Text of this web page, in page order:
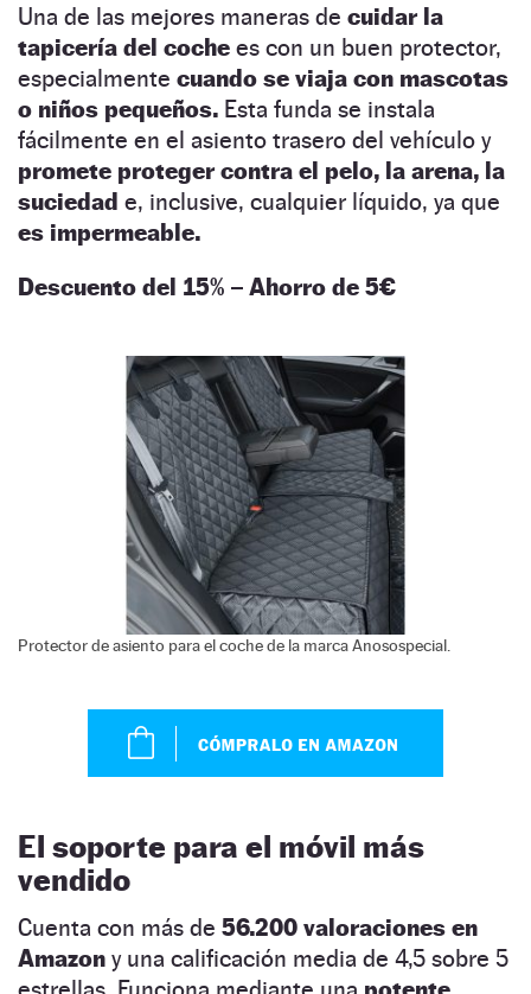
Una de las mejores maneras de cuidar la
tapicería del coche es con un buen protector,
especialmente cuando se viaja con mascotas
o niños pequeños. Esta funda se instala
fácilmente en el asiento trasero del vehículo y
promete proteger contra el pelo, la arena, la
suciedad e, inclusive, cualquier líquido, ya que
es impermeable.
Descuento del 15% – Ahorro de 5€
Protector de asiento para el coche de la marca Anosospecial.
El soporte para el móvil más
vendido
Cuenta con más de 56.200 valoraciones en
Amazon y una calificación media de 4,5 sobre 5